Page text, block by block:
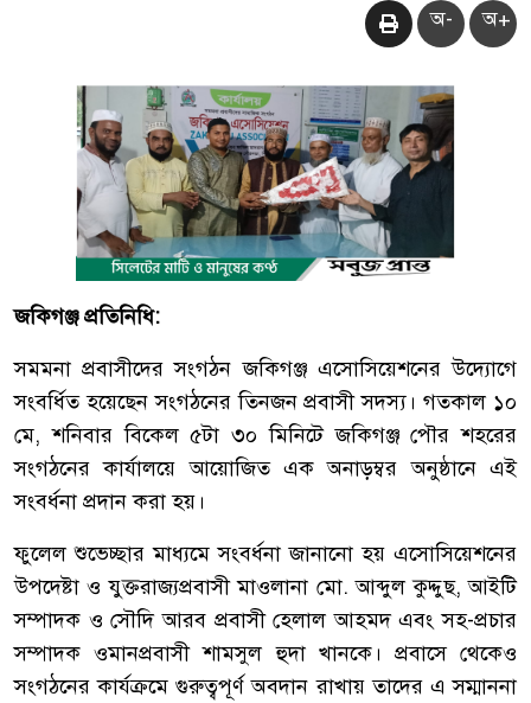
অ- অ+
জকিগঞ্জ প্রতিনিধি:
সমমনা প্রবাসীদের সংগঠন জকিগঞ্জ এসোসিয়েশনের উদ্যোগে
সংবর্ধিত হয়েছেন সংগঠনের তিনজন প্রবাসী সদস্য। গতকাল ১০
মে, শনিবার বিকেল ৫টা ৩০ মিনিটে জকিগঞ্জ পৌর শহরের
সংগঠনের কার্যালয়ে আয়োজিত এক অনাড়ম্বর অনুষ্ঠানে এই
সংবর্ধনা প্রদান করা হয়।
ফুলেল শুভেচ্ছার মাধ্যমে সংবর্ধনা জানানো হয় এসোসিয়েশনের
উপদেষ্টা ও যুক্তরাজ্যপ্রবাসী মাওলানা মো. আব্দুল কুদ্দুছ, আইটি
সম্পাদক ও সৌদি আরব প্রবাসী হেলাল আহমদ এবং সহ-প্রচার
সম্পাদক ওমানপ্রবাসী শামসুল হুদা খানকে। প্রবাসে থেকেও
সংগঠনের কার্যক্রমে গুরুত্বপূর্ণ অবদান রাখায় তাদের এ সম্মাননা